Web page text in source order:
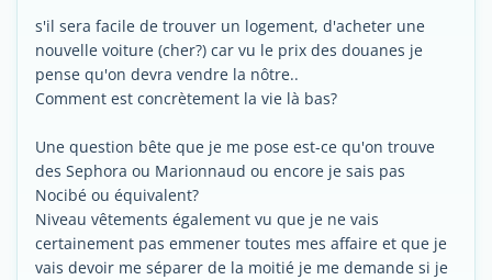
s'il sera facile de trouver un logement, d'acheter une
nouvelle voiture (cher?) car vu le prix des douanes je
pense qu'on devra vendre la nôtre..
Comment est concrètement la vie là bas?
Une question bête que je me pose est-ce qu'on trouve
des Sephora ou Marionnaud ou encore je sais pas
Nocibé ou équivalent?
Niveau vêtements également vu que je ne vais
certainement pas emmener toutes mes affaire et que je
vais devoir me séparer de la moitié je me demande si je